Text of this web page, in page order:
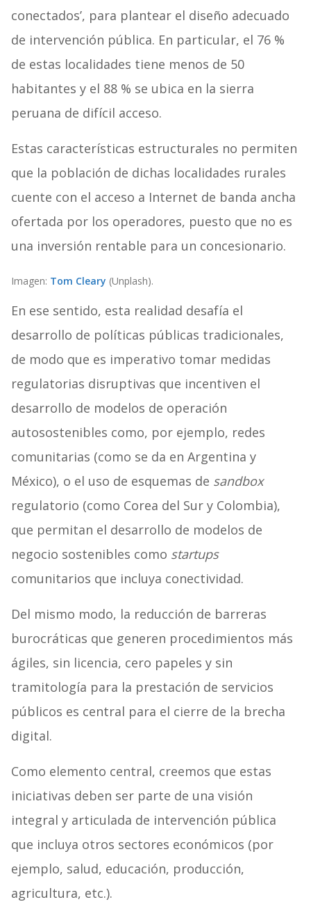
conectados’, para plantear el diseño adecuado
de intervención pública. En particular, el 76 %
de estas localidades tiene menos de 50
habitantes y el 88 % se ubica en la sierra
peruana de difícil acceso.
Estas características estructurales no permiten
que la población de dichas localidades rurales
cuente con el acceso a Internet de banda ancha
ofertada por los operadores, puesto que no es
una inversión rentable para un concesionario.
Imagen: Tom Cleary (Unplash).
En ese sentido, esta realidad desafía el
desarrollo de políticas públicas tradicionales,
de modo que es imperativo tomar medidas
regulatorias disruptivas que incentiven el
desarrollo de modelos de operación
autosostenibles como, por ejemplo, redes
comunitarias (como se da en Argentina y
México), o el uso de esquemas de sandbox
regulatorio (como Corea del Sur y Colombia),
que permitan el desarrollo de modelos de
negocio sostenibles como startups
comunitarios que incluya conectividad.
Del mismo modo, la reducción de barreras
burocráticas que generen procedimientos más
ágiles, sin licencia, cero papeles y sin
tramitología para la prestación de servicios
públicos es central para el cierre de la brecha
digital.
Como elemento central, creemos que estas
iniciativas deben ser parte de una visión
integral y articulada de intervención pública
que incluya otros sectores económicos (por
ejemplo, salud, educación, producción,
agricultura, etc.).